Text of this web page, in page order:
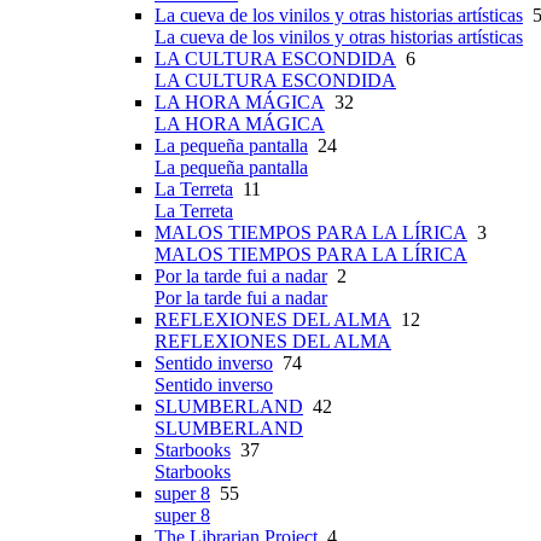
La cueva de los vinilos y otras historias artísticas
La cueva de los vinilos y otras historias artísticas
LA CULTURA ESCONDIDA 6
LA CULTURA ESCONDIDA
LA HORA MÁGICA 32
LA HORA MÁGICA
La pequeña pantalla 24
La pequeña pantalla
La Terreta 11
La Terreta
MALOS TIEMPOS PARA LA LÍRICA 3
MALOS TIEMPOS PARA LA LÍRICA
Por la tarde fui a nadar2
Por la tarde fui a nadar
REFLEXIONES DEL ALMA
12
REFLEXIONES DEL ALMA
Sentido inverso 74
Sentido inverso
SLUMBERLAND 42
SLUMBERLAND
Starbooks 37
Starbooks
super 8 55
super 8